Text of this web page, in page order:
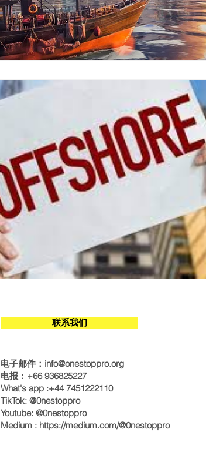
联系我们
电子邮件： info@onestoppro.org
电报：+66 936825227
What's app :+44 7451222110
TikTok: @0nestoppro
Youtube: @0nestoppro
Medium : https://medium.com/@0nestoppro